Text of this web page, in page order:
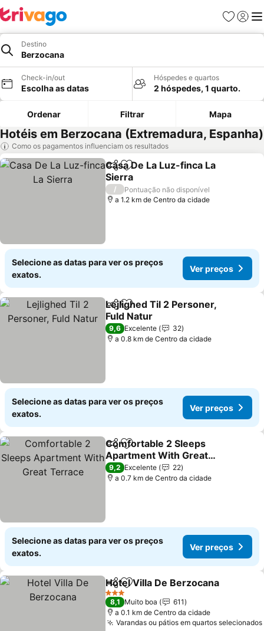
Favoritos
Iniciar
Destino
Berzocana
Check-in/out
Escolha as datas
Hóspedes e quartos
2 hóspedes, 1 quarto.
Ordenar Filtrar Mapa
Hotéis em Berzocana (Extremadura, Espanha)
Como os pagamentos influenciam os resultados
PartilharAdicionar aos favoritos
Casa De La Luz-finca La
Sierra
Ver preços
/
Pontuação não disponível
a 1.2 km de Centro da cidade
Selecione as datas para ver os preços
exatos.
Ver preços
PartilharAdicionar aos favoritos
Lejlighed Til 2 Personer,
Fuld Natur
Ver preços
9,6 Excelente
32
a 0.8 km de Centro da cidade
Selecione as datas para ver os preços
exatos.
Ver preços
PartilharAdicionar aos favoritos
Comfortable 2 Sleeps
Apartment With Great
Terrace
Ver preços
9,2 Excelente
22
a 0.7 km de Centro da cidade
Selecione as datas para ver os preços
exatos.
Ver preços
PartilharAdicionar aos favoritos
Hotel Villa De Berzocana
3 Estrelas
8,1 Muito boa
611
a 0.1 km de Centro da cidade
Varandas ou pátios em quartos selecionados